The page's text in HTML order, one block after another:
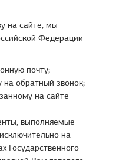
на сайте, мы
Федерации
почту;
на обратный звонок;
на сайте
выполняемые
на
Государственного